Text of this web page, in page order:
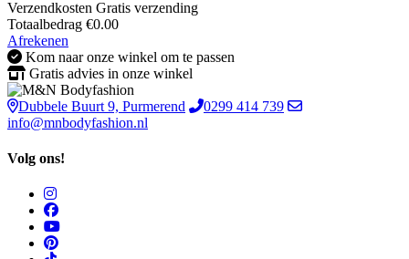
Verzendkosten Gratis verzending
Totaalbedrag €0.00
Afrekenen
Kom naar onze winkel om te passen
Gratis advies in onze winkel
Dubbele Buurt 9, Purmerend
0299 414 739
info@mnbodyfashion.nl
Volg ons!